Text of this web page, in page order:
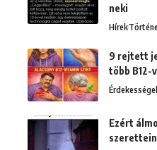
neki
Hírek
9 rejtett
több B12-
Ezért